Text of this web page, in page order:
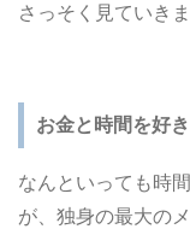
さっそく見ていき
お金と時間を好
なんといっても時
が、独身の最大の